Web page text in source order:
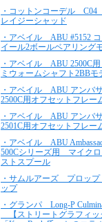
・コットンコーデル
レイジーシャッド
・アベイル ABU #5152
イール2ボールベアリング
・アベイル ABU 2500C用
ミウォームシャフト2BBモ
・アベイル ABU アンバ
2500C用オフセットフレー
・アベイル ABU アンバ
2501C用オフセットフレー
・アベイル ABU
500Cシリーズ用 マイクロ
ストスプール
・サムルアーズ プロップ
ップ
・グランパ Long-P
【ストリートグラフィッ